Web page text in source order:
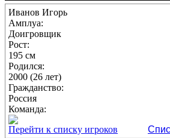
Иванов Игорь
Амплуа:
Доигровщик
Рост:
195 см
Родился:
2000 (26 лет)
Гражданство:
Россия
Команда:
Перейти к списку игроков